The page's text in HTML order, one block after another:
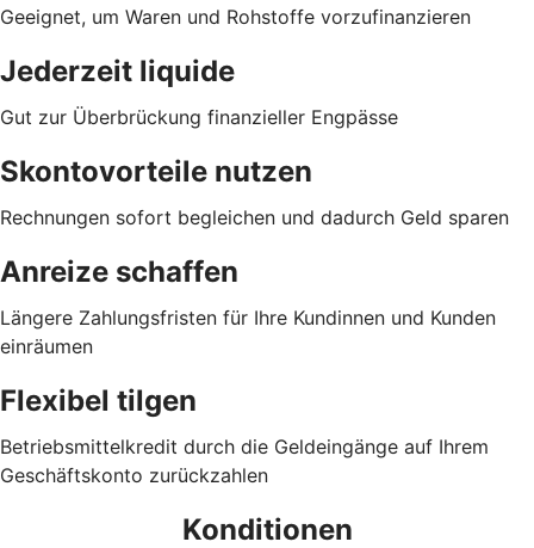
Geeignet, um Waren und Rohstoffe vorzufinanzieren
Jederzeit liquide
Gut zur Überbrückung finanzieller Engpässe
Skontovorteile nutzen
Rechnungen sofort begleichen und dadurch Geld sparen
Anreize schaffen
Längere Zahlungsfristen für Ihre Kundinnen und Kunden
einräumen
Flexibel tilgen
Betriebsmittelkredit durch die Geldeingänge auf Ihrem
Geschäftskonto zurückzahlen
Konditionen